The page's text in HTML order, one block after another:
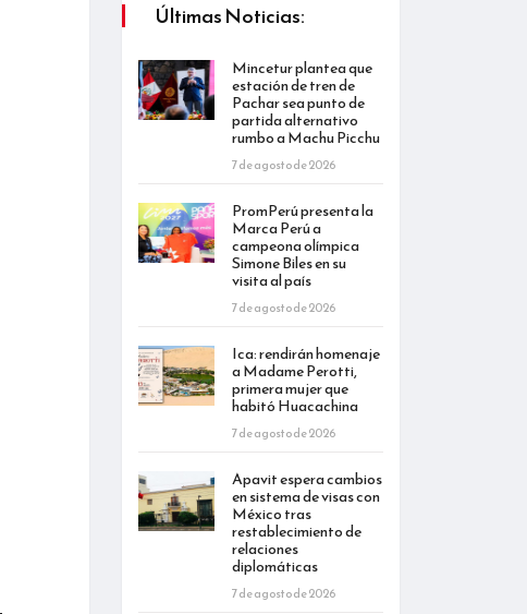
Últimas Noticias:
Mincetur plantea que
estación de tren de
Pachar sea punto de
partida alternativo
rumbo a Machu Picchu
7 de agosto de 2026
PromPerú presenta la
Marca Perú a
campeona olímpica
Simone Biles en su
visita al país
7 de agosto de 2026
Ica: rendirán homenaje
a Madame Perotti,
primera mujer que
habitó Huacachina
7 de agosto de 2026
Apavit espera cambios
en sistema de visas con
México tras
restablecimiento de
relaciones
diplomáticas
7 de agosto de 2026